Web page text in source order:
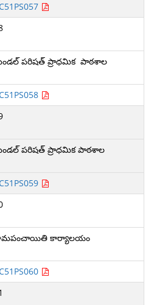
పరిషత్ ప్రాధమిక పాఠశాల
పరిషత్ ప్రాధమిక పాఠశాల
కార్యాలయం